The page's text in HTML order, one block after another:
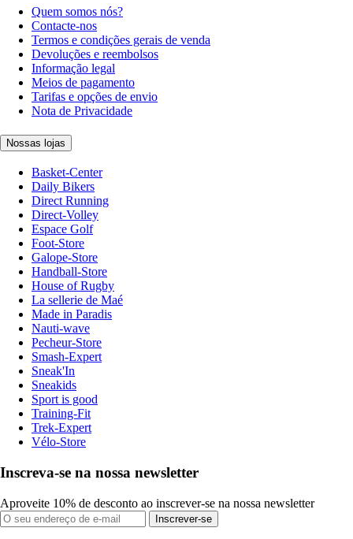
Quem somos nós?
Contacte-nos
Termos e condições gerais de venda
Devoluções e reembolsos
Informação legal
Meios de pagamento
Tarifas e opções de envio
Nota de Privacidade
Nossas lojas
Basket-Center
Daily Bikers
Direct Running
Direct-Volley
Espace Golf
Foot-Store
Galope-Store
Handball-Store
House of Rugby
La sellerie de Maé
Made in Paradis
Nauti-wave
Pecheur-Store
Smash-Expert
Sneak'In
Sneakids
Sport is good
Training-Fit
Trek-Expert
Vélo-Store
Inscreva-se na nossa newsletter
Aproveite 10% de desconto ao inscrever-se na nossa newsletter
Inscrever-se